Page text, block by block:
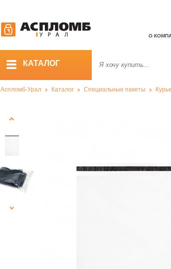
О
КАТАЛОГ
Аспломб-Урал Каталог Специальные пакеты